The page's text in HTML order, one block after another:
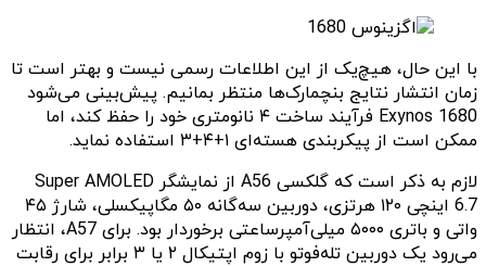
با این حال، هیچ‌یک از این اطلاعات رسمی نیست و بهتر است تا
زمان انتشار نتایج بنچمارک‌ها منتظر بمانیم. پیش‌بینی می‌شود
Exynos 1680 فرآیند ساخت ۴ نانومتری خود را حفظ کند، اما
ممکن است از پیکربندی هسته‌ای ۱+۴+۳ استفاده نماید.
لازم به ذکر است که گلکسی A56 از نمایشگر Super AMOLED
6.7 اینچی ۱۲۰ هرتزی، دوربین سه‌گانه ۵۰ مگاپیکسلی، شارژ ۴۵
واتی و باتری ۵۰۰۰ میلی‌آمپرساعتی برخوردار بود. برای A57، انتظار
می‌رود یک دوربین تله‌فوتو با زوم اپتیکال ۲ یا ۳ برابر برای رقابت